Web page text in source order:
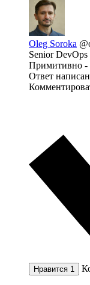
Oleg Soroka
Senior DevOps
Примитивно -
Ответ написан
Нравится 1